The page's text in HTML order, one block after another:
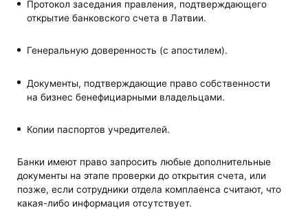
Протокол заседания правления, подтверждающего
открытие банковского счета в Латвии.
Генеральную доверенность (с апостилем).
Документы, подтверждающие право собственности
на бизнес бенефициарными владельцами.
Копии паспортов учредителей.
Банки имеют право запросить любые дополнительные
документы на этапе проверки до открытия счета, или
позже, если сотрудники отдела комплаенса считают, что
какая-либо информация отсутствует.